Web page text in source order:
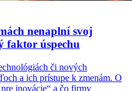
nenaplní svoj
faktor úspechu
či nových
a ich prístupe k zmenám. O
inovácie“ a čo firmy